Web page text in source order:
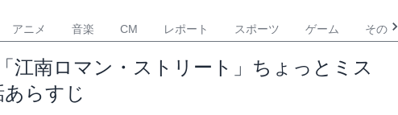
アニメ 音楽 CM レポート スポーツ ゲーム その他
江南ロマン・ストリート」ちょっとミス
らすじ